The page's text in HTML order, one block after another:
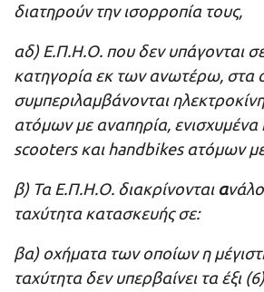
διατηρούν την ισορροπία τους,
αδ) Ε.Π.Η.Ο. που δεν υπάγονται
κατηγορία εκ των ανωτέρω, στα
συμπεριλαμβάνονται
ατόμων με αναπηρία, ενισχυμένα
scooters και handbikes ατόμων
β) Τα Ε.Π.Η.Ο. διακρίνονται α
ταχύτητα κατασκευής σε:
βα) οχήματα των οποίων η
ταχύτητα δεν υπερβαίνει τα έξι